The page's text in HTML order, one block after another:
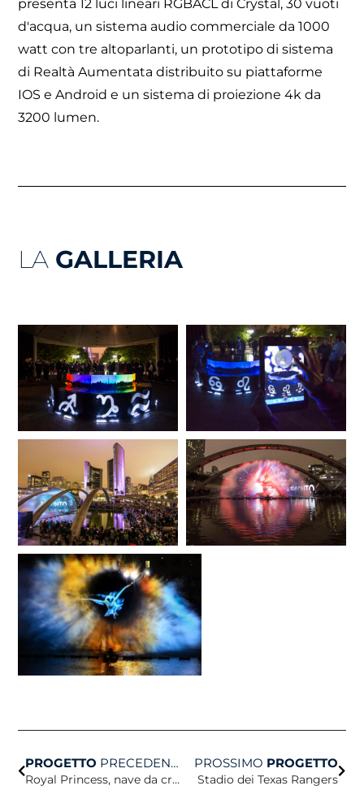
presenta 12 luci lineari RGBACL di Crystal, 30 vuoti
d'acqua, un sistema audio commerciale da 1000
watt con tre altoparlanti, un prototipo di sistema
di Realtà Aumentata distribuito su piattaforme
IOS e Android e un sistema di proiezione 4k da
3200 lumen.
LA GALLERIA
PROGETTO PRECEDENTE
Royal Princess, nave da crociera
PROSSIMO PROGETTO
Stadio dei Texas Rangers